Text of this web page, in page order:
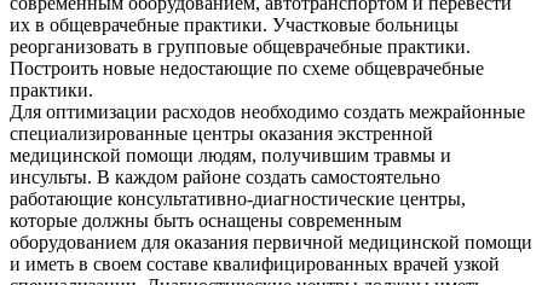
их в общеврачебные практики. Участковые больницы
реорганизовать в групповые общеврачебные практики.
Построить новые недостающие по схеме общеврачебные
практики.
Для оптимизации расходов необходимо создать межрайонные
специализированные центры оказания экстренной
медицинской помощи людям, получившим травмы и
инсульты. В каждом районе создать самостоятельно
работающие консультативно-диагностические центры,
которые должны быть оснащены современным
оборудованием для оказания первичной медицинской помощи
и иметь в своем составе квалифицированных врачей узкой